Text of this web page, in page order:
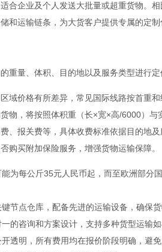
合企业及个人发送大批量或超重货物。
和运输链条，为大货客户提供专属的定
重量、体积、目的地以及服务类型进行定
域价格有所差异，常见国际线路按首重和
物，将按照体积重（长×宽×高/6000）与
、报关费等，具体收费标准依据目的地及
购买附加保险服务，增强货物运输保障。
为每公斤35元人民币起，而至欧洲部分
节点仓库，配备先进的运输设备，确保货
的咨询和方案设计，支持多种货型运输
透明，所有费用均在报价阶段明确，避免